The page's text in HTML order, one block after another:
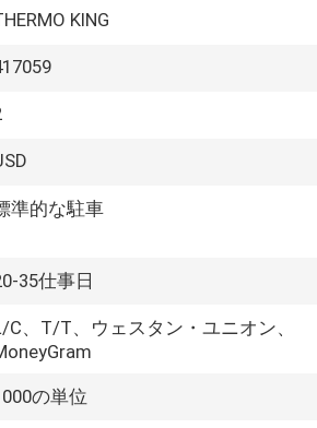
KING
準的な駐車
35仕事日
C、T/T、ウェスタン・ユニオン、
の単位